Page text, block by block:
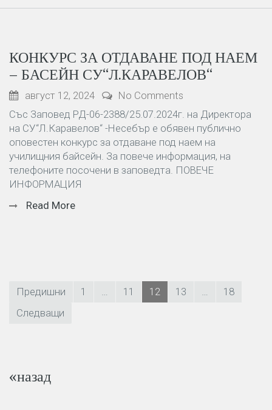
КОНКУРС ЗА ОТДАВАНЕ ПОД НАЕМ
– БАСЕЙН СУ“Л.КАРАВЕЛОВ“
август 12, 2024
No Comments
Със Заповед РД-06-2388/25.07.2024г. на Директора
на СУ“Л.Каравелов“ -Несебър е обявен публично
оповестен конкурс за отдаване под наем на
училищния байсейн. За повече информация, на
телефоните посочени в заповедта. ПОВЕЧЕ
ИНФОРМАЦИЯ
Read More
Разделяне
на
страници
Предишни 1 11 12 13
18
Следващи
«назад